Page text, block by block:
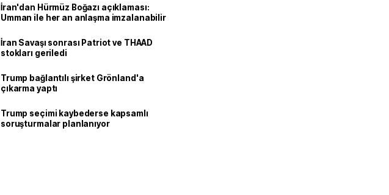
İran'dan Hürmüz Boğazı açıklaması:
Umman ile her an anlaşma imzalanabilir
İran Savaşı sonrası Patriot ve THAAD
stokları geriledi
Trump bağlantılı şirket Grönland'a
çıkarma yaptı
Trump seçimi kaybederse kapsamlı
soruşturmalar planlanıyor